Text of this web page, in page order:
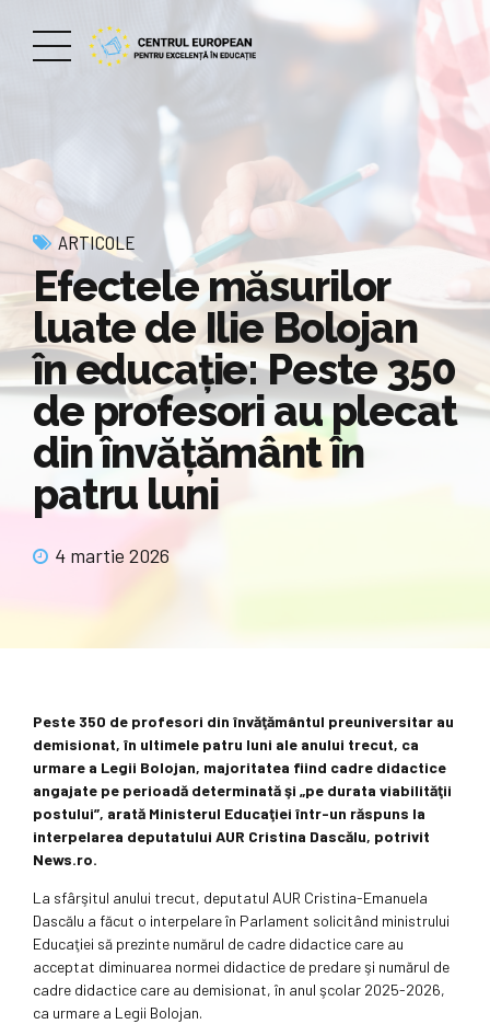
ARTICOLE
Efectele măsurilor
luate de Ilie Bolojan
în educație: Peste 350
de profesori au plecat
din învățământ în
patru luni
4 martie 2026
Peste 350 de profesori din învăţământul preuniversitar au
demisionat, în ultimele patru luni ale anului trecut, ca
urmare a Legii Bolojan, majoritatea fiind cadre didactice
angajate pe perioadă determinată şi „pe durata viabilităţii
postului”, arată Ministerul Educaţiei într-un răspuns la
interpelarea deputatului AUR Cristina Dascălu, potrivit
News.ro.
La sfârşitul anului trecut, deputatul AUR Cristina-Emanuela
Dascălu a făcut o interpelare în Parlament solicitând ministrului
Educaţiei să prezinte numărul de cadre didactice care au
acceptat diminuarea normei didactice de predare şi numărul de
cadre didactice care au demisionat, în anul şcolar 2025-2026,
ca urmare a Legii Bolojan.